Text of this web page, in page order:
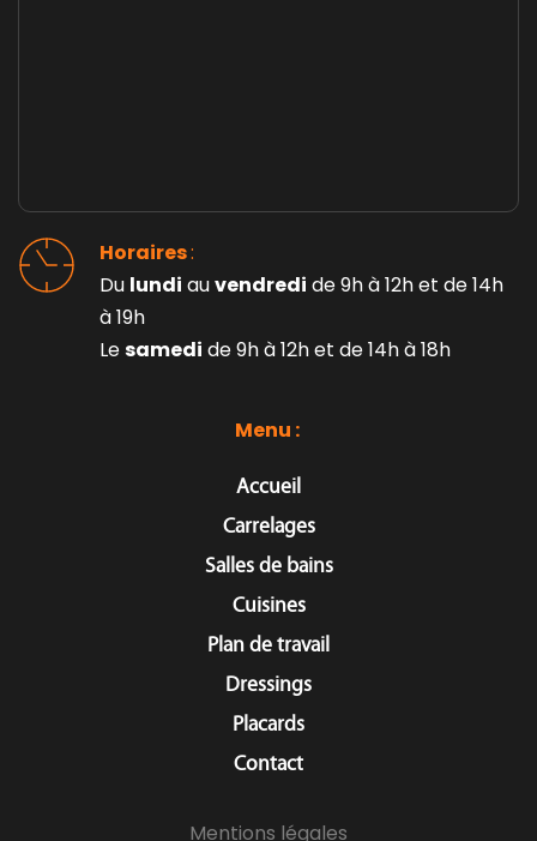
Menu :
Accueil
Carrelages
Salles de bains
Cuisines
Plan de travail
Dressings
Placards
Contact
Horaires :
Du lundi au vendredi de 9h à 12h et de 14h
à 19h
Le samedi de 9h à 12h et de 14h à 18h
Mentions légales